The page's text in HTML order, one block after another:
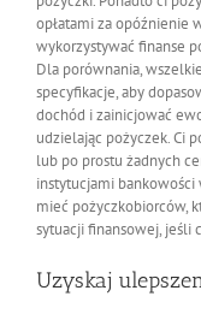
opłatami za opóźnienie
wykorzystywać finanse
Dla porównania,
specyfikacje, aby
dochód i zainicjować
udzielając pożyczek. Ci
lub po prostu żadnych
instytucjami
mieć pożyczkobiorców,
sytuacji finansowej, jeśli
Uzyskaj